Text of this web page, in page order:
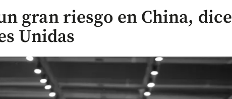
gran riesgo en China, dice
Unidas